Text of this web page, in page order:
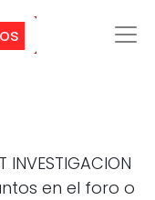
en el foro o